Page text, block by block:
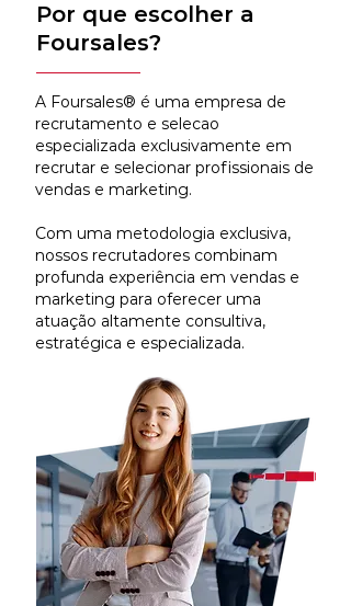
Por que escolher a
Foursales?
A Foursales® é uma empresa de
recrutamento e selecao
especializada exclusivamente em
recrutar e selecionar profissionais de
vendas e marketing.
Com uma metodologia exclusiva,
nossos recrutadores combinam
profunda experiência em vendas e
marketing para oferecer uma
atuação altamente consultiva,
estratégica e especializada.